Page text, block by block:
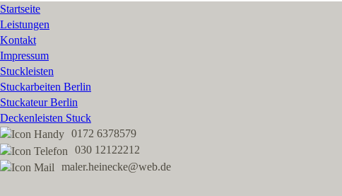
Startseite
Leistungen
Kontakt
Impressum
Stuckleisten
Stuckarbeiten Berlin
Stuckateur Berlin
Deckenleisten Stuck
0172 6378579
030 12122212
maler.heinecke@web.de